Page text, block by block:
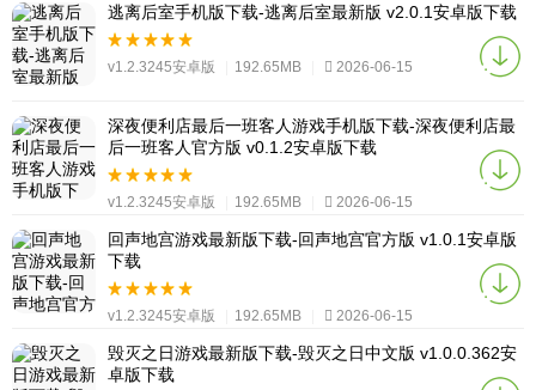
逃离后室手机版下载-逃离后室最新版 v2.0.1安卓版下载
v1.2.3245安卓版 192.65MB 2026-06-15
深夜便利店最后一班客人游戏手机版下载-深夜便利店最
后一班客人官方版 v0.1.2安卓版下载
v1.2.3245安卓版 192.65MB 2026-06-15
回声地宫游戏最新版下载-回声地宫官方版 v1.0.1安卓版
下载
v1.2.3245安卓版 192.65MB 2026-06-15
毁灭之日游戏最新版下载-毁灭之日中文版 v1.0.0.362安
卓版下载